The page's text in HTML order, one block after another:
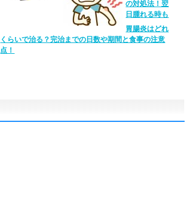
の対処法！翌
日腫れる時も
胃腸炎はどれ
くらいで治る？完治までの日数や期間と食事の注意
点！